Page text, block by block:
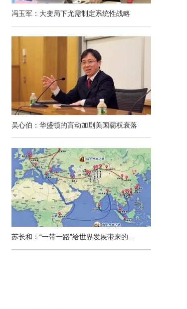
冯玉军：大变局下尤需制定系统性战略
吴心伯：华盛顿的盲动加剧美国霸权衰落
苏长和：“一带一路”给世界发展带来的...